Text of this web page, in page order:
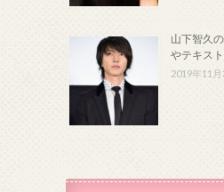
山下智久
やテキス
2019年11月